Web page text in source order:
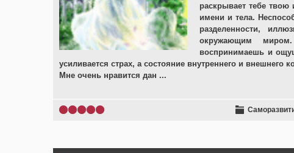
раскрывает тебе
имени и тела.
разделенности,
окружающим
воспринимаешь и
усиливается страх, а состояние внутреннего и внешнего
Мне очень нравится дан ...